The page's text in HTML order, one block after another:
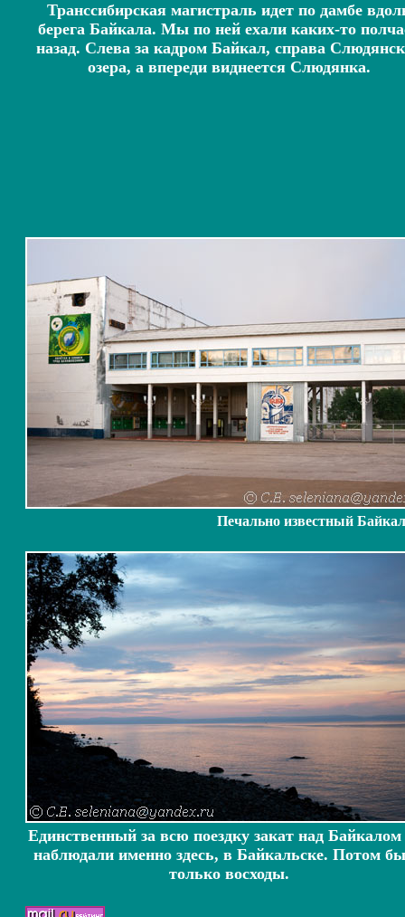
Транссибирская магистраль идет по дамбе
берега Байкала. Мы по ней ехали каких-то
назад. Слева за кадром Байкал, справа
озера, а впереди виднеется Слюдянка.
Печально известный
Единственный за всю поездку закат над
наблюдали именно здесь, в Байкальске. Потом
только восходы.